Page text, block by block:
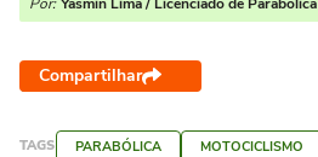
Compartilhar
TAGS PARABÓLICA MOTOCICLISMO